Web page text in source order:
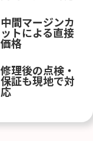
中間マージンカ
ットによる直接
価格
修理後の点検・
保証も現地で対
応